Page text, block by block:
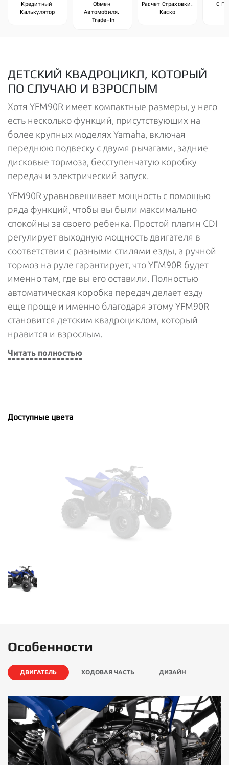
Кредитный
Калькулятор
Обмен
Автомобиля.
Trade–In
Расчет Страховки.
Каско
С
ДЕТСКИЙ КВАДРОЦИКЛ, КОТОРЫЙ
ПО СЛУЧАЮ И ВЗРОСЛЫМ
Хотя YFM90R имеет компактные размеры, у него
есть несколько функций, присутствующих на
более крупных моделях Yamaha, включая
переднюю подвеску с двумя рычагами, задние
дисковые тормоза, бесступенчатую коробку
передач и электрический запуск.
YFM90R уравновешивает мощность с помощью
ряда функций, чтобы вы были максимально
спокойны за своего ребенка. Простой плагин CDI
регулирует выходную мощность двигателя в
соответствии с разными стилями езды, а ручной
тормоз на руле гарантирует, что YFM90R будет
именно там, где вы его оставили. Полностью
автоматическая коробка передач делает езду
еще проще и именно благодаря этому YFM90R
становится детским квадроциклом, который
нравится и взрослым.
Читать полностью
Доступные цвета
Особенности
ДВИГАТЕЛЬ ХОДОВАЯ ЧАСТЬ ДИЗАЙН